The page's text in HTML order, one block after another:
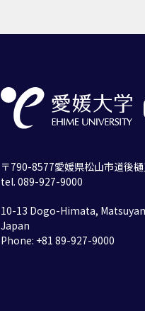
〒790-8577愛媛県松山市道後
tel. 089-927-9000
10-13 Dogo-Himata,
Japan
Phone: +81 89-927-9000